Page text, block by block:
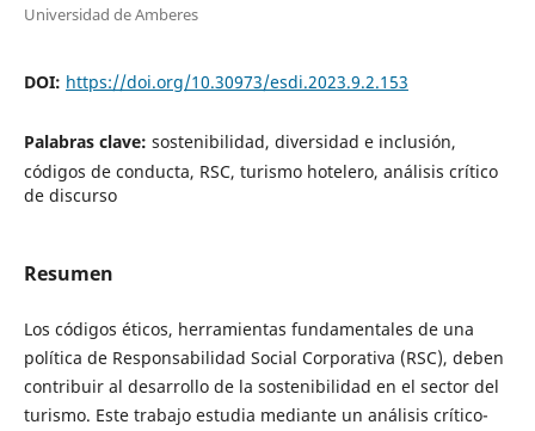
Universidad de Amberes
DOI: https://doi.org/10.30973/esdi.2023.9.2.153
Palabras clave: sostenibilidad, diversidad e inclusión,
códigos de conducta, RSC, turismo hotelero, análisis crítico
de discurso
Resumen
Los códigos éticos, herramientas fundamentales de una
política de Responsabilidad Social Corporativa (RSC), deben
contribuir al desarrollo de la sostenibilidad en el sector del
turismo. Este trabajo estudia mediante un análisis crítico-